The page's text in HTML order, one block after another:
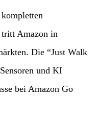
tritt Amazon in
Die “Just Walk
und KI
bei Amazon Go